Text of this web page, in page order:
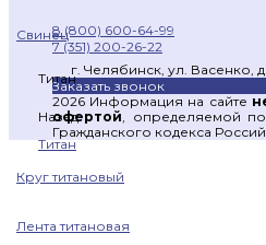
Свинец
Титан
Назад
Титан
Круг титановый
Лента титановая
8 (800) 600-64-99
7 (351) 200-26-22
г. Челябинск, ул. Васенко,
Заказать звонок
2026 Информация на сайте
офертой , определяемой
Гражданского кодекса